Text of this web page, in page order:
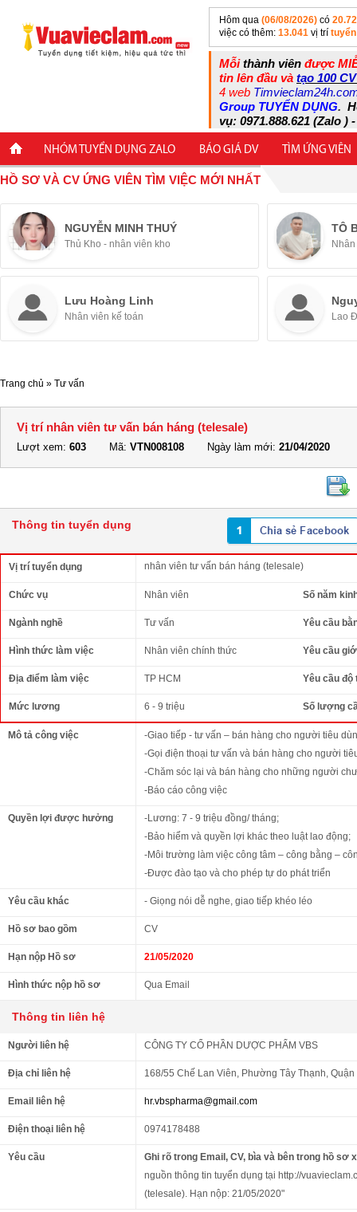
Hôm qua (06/08/2026) có
việc có thêm: 13.041 vị trí
Mỗithành viên được
tin lên đầu và tạo 100
4 web
Group TUYỂN DỤNG.
vụ: 0971.888.621 (Zalo )
NHÓM TUYỂN DỤNG ZALO BÁO GIÁ DV TÌM ỨNG VIÊN
HỒ SƠ VÀ CV ỨNG VIÊN TÌM VIỆC MỚI NHẤT
NGUYỄN MINH THUÝ
Thủ Kho - nhân viên kho
TÔ
Lưu Hoàng Linh
Nhân viên kế toán Lao
Trang chủ » Tư vấn
Vị trí nhân viên tư vấn bán háng (telesale)
Lượt xem: 603 Mã: VTN008108 Ngày làm mới: 21/04/2020
Thông tin tuyển dụng
Vị trí tuyển dụng nhân viên tư vấn bán háng (telesale)
Chức vụ Nhân viên Số năm
Ngành nghề Tư vấn Yêu cầu
Hình thức làm việc Nhân viên chính thức Yêu cầu
Địa điểm làm việc TP HCM Yêu cầu độ
Mức lương 6 - 9 triệu Số lượng
Mô tả công việc
-Giao tiếp - tư vấn – bán hàng cho người tiêu
-Gọi điện thoại tư vấn và bán hàng cho người
-Chăm sóc lại và bán hàng cho những người
-Báo cáo công việc
Quyền lợi được hưởng
-Lương: 7 - 9 triệu đồng/ tháng;
-Bảo hiểm và quyền lợi khác theo luật lao động;
-Môi trường làm việc công tâm – công bằng –
-Được đào tạo và cho phép tự do phát triển
Yêu cầu khác - Giọng nói dễ nghe, giao tiếp khéo léo
Hồ sơ bao gồm CV
Hạn nộp Hồ sơ 21/05/2020
Hình thức nộp hồ sơ Qua Email
Thông tin liên hệ
Người liên hệ CÔNG TY CỔ PHẦN DƯỢC PHẨM VBS
Địa chỉ liên hệ 168/55 Chế Lan Viên, Phường Tây Thạnh, Quận
Email liên hệ hr.vbspharma@gmail.com
Điện thoại liên hệ 0974178488
Yêu cầu
Ghi rõ trong Email, CV, bìa và bên trong hồ sơ
nguồn thông tin tuyển dụng tại http://
(telesale). Hạn nộp: 21/05/2020"